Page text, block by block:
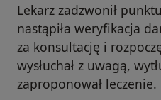
Lekarz zadzwonił
nastąpiła weryfikacja
za konsultację i
wysłuchał z uwagą,
zaproponował